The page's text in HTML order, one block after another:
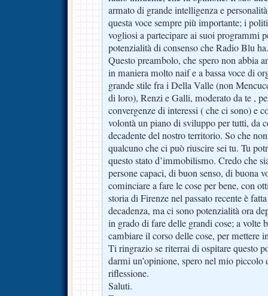
armato di grande intelligenza e
questa voce sempre più importante; i
vogliosi a partecipare ai suoi programmi
potenzialità di consenso che Radio Blu ha.
Questo preambolo, che spero non abbia
in maniera molto naif e a bassa voce di
grande stile fra i Della Valle (non
di loro), Renzi e Galli, moderato da te ,
convergenze di interessi ( che ci sono) e
volontà un piano di sviluppo per tutti, da
decadente del nostro territorio. So che
qualcuno che ci può riuscire sei tu. Tu
questo stato d’immobilismo. Credo che
persone capaci, di buon senso, di buona
cominciare a fare le cose per bene, con
storia di Firenze nel passato recente è
decadenza, ma ci sono potenzialità ora
in grado di fare delle grandi cose; a volte
cambiare il corso delle cose, per mettere
Ti ringrazio se riterrai di ospitare questo
darmi un’opinione, spero nel mio piccolo
riflessione.
Saluti.